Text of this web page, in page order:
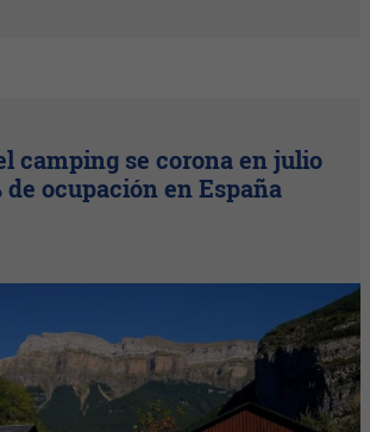
camping se corona en julio
de ocupación en España